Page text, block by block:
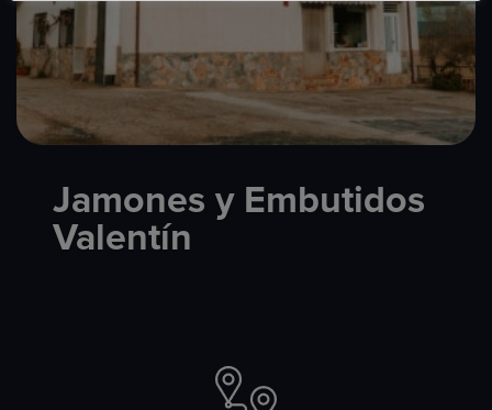
Jamones y Embutidos
Valentín